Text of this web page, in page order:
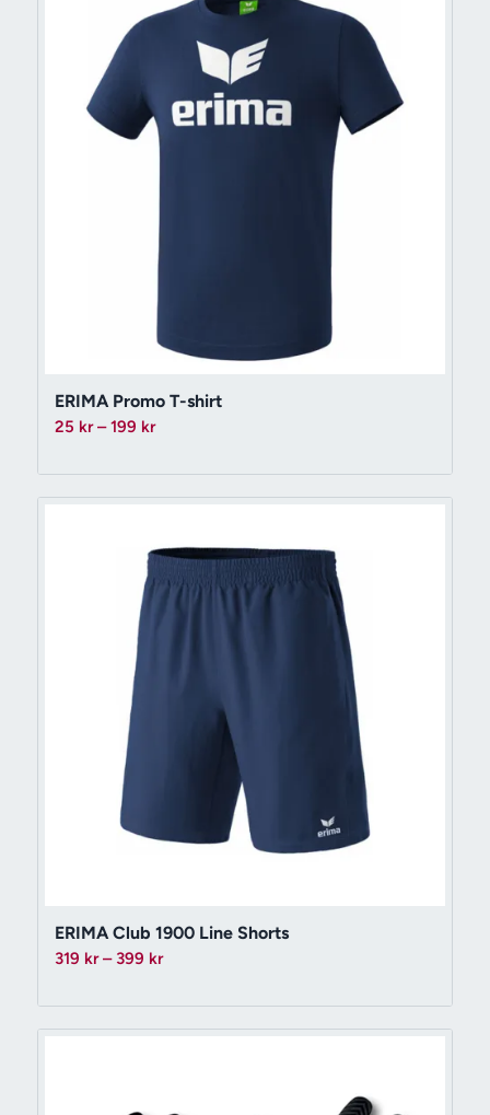
ERIMA Promo T-shirt
25 kr – 199 krPrisintervall:
till
199 kr
ERIMA Club 1900 Line Shorts
319 kr – 399 krPrisintervall:
till
399 kr